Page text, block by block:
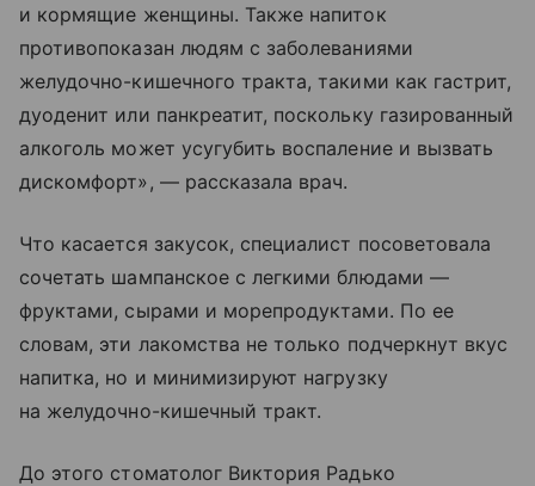
и кормящие женщины. Также напиток
противопоказан людям с заболеваниями
желудочно-кишечного тракта, такими как гастрит,
дуоденит или панкреатит, поскольку газированный
алкоголь может усугубить воспаление и вызвать
дискомфорт», — рассказала врач.
Что касается закусок, специалист посоветовала
сочетать шампанское с легкими блюдами —
фруктами, сырами и морепродуктами. По ее
словам, эти лакомства не только подчеркнут вкус
напитка, но и минимизируют нагрузку
на желудочно-кишечный тракт.
До этого стоматолог Виктория Радько